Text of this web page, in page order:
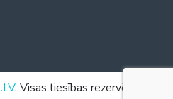
. Visas tiesības rezervētas.